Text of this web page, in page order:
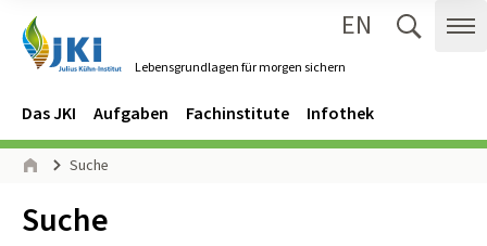
Lebensgrundlagen für morgen sichern
EN
Navigation
Hauptmenü
Das JKI Aufgaben Fachinstitute Infothek
Seitenpfad
Suche
Inhalt:
Suche